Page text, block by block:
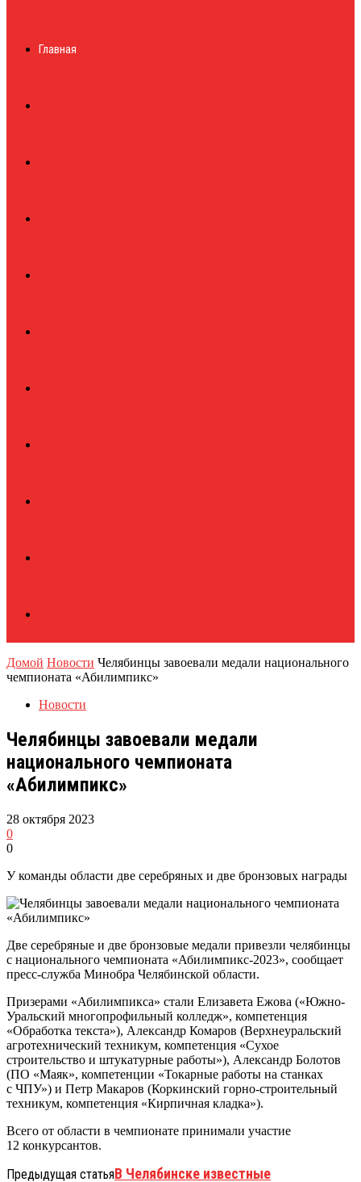
журналГлавная
Домой Новости Челябинцы завоевали медали национального
чемпионата «Абилимпикс»
Новости
Челябинцы завоевали медали
национального чемпионата
«Абилимпикс»
28 октября 2023
0
0
У команды области две серебряных и две бронзовых награды
Две серебряные и две бронзовые медали привезли челябинцы
с национального чемпионата «Абилимпикс-2023», сообщает
пресс-служба Минобра Челябинской области.
Призерами «Абилимпикса» стали Елизавета Ежова («Южно-
Уральский многопрофильный колледж», компетенция
«Обработка текста»), Александр Комаров (Верхнеуральский
агротехнический техникум, компетенция «Сухое
строительство и штукатурные работы»), Александр Болотов
(ПО «Маяк», компетенции «Токарные работы на станках
с ЧПУ») и Петр Макаров (Коркинский горно-строительный
техникум, компетенция «Кирпичная кладка»).
Всего от области в чемпионате принимали участие
12 конкурсантов.
Предыдущая статьяВ Челябинске известные